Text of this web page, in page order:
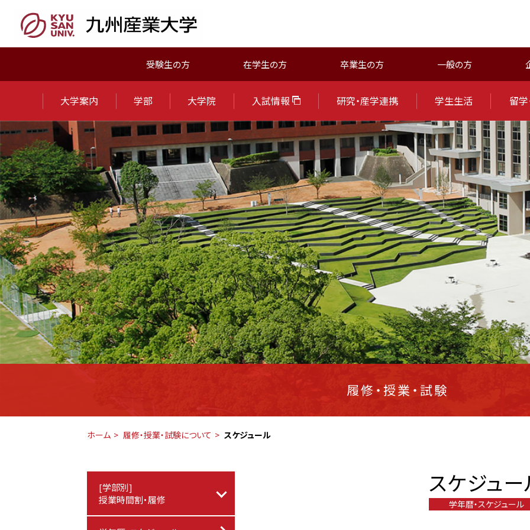
受験生の方 在学生の方 卒業生の方 一般の方
大学案内 学部 大学院 入試情報 研究・産学連携 学生生活 留学
履修・授業・試験
ホーム 履修・授業・試験について スケジュール
スケジュ
学年暦・スケジュール
[学部別]
授業時間割・履修